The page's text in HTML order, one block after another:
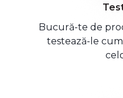
Bucură-te de
testează-le